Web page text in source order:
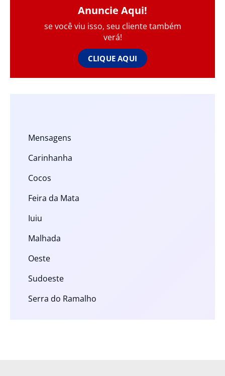
Anuncie Aqui!
se você viu isso, seu cliente também
verá!
CLIQUE AQUI
Mensagens
Carinhanha
Cocos
Feira da Mata
Iuiu
Malhada
Oeste
Sudoeste
Serra do Ramalho